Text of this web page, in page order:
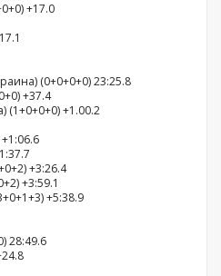
+17.0
(0+0+0+0) 23:25.8
+37.4
+1.00.2
+3:26.4
+3:59.1
+5:38.9
28:49.6